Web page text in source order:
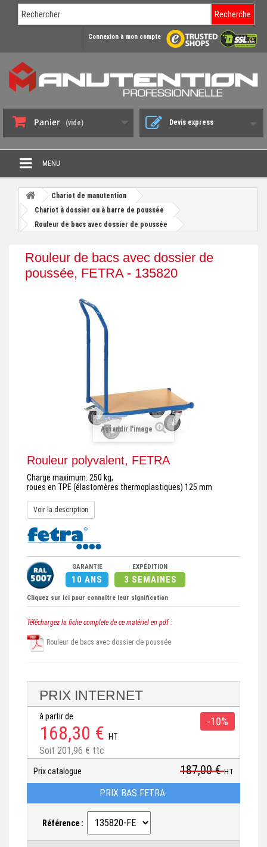
Recherche
Connexion à mon compte
Panier (vide) Devis express
MENU
PROMO DÉSTOCKAGE
CHARIOT DE MANUTENTION
+
BENNE BASCULANTE
REMORQUE INDUSTRIELLE
ROULEUR ET PLATEAU ROULANT
TRANSPALETTE ET PALETTAGE
Chariot de manutention
Chariot à dossier ou à barre de poussée
Rouleur de bacs avec dossier de poussée
Rouleur de bacs avec dossier de
poussée, FETRA - 135820
Agrandir l'image
Rouleur polyvalent, FETRA
Charge maximum: 250 kg,
roues en TPE (élastomères thermoplastiques) 125 mm
Voir la description
GARANTIE
10 ANS
EXPÉDITION
3 SEMAINES
Cliquez sur ici pour connaître leur signification
Téléchargez la fiche complete de ce matériel en pdf :
Rouleur de bacs avec dossier de poussée
PRIX INTERNET
à partir de
168,30 € HT
Soit 201,96 € ttc
-10%
Prix catalogue 187,00 €HT
PRIX BAS FETRA
Référence :